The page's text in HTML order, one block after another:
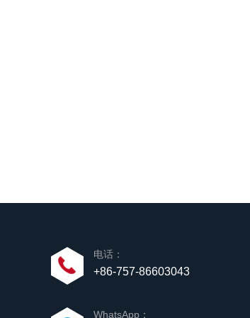
电话：
+86-757-86603043
WhatsApp：